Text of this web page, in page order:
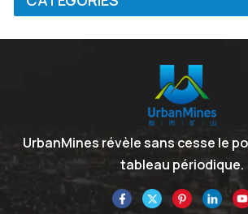
UrbanMines révèle sans cesse le
tableau périodique.